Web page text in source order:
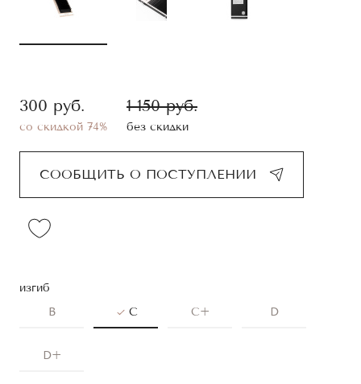
изгиб
B
C C+ D
D+
300 руб.
со скидкой 74%
1 150руб.
без скидки
СООБЩИТЬ О ПОСТУПЛЕНИИ